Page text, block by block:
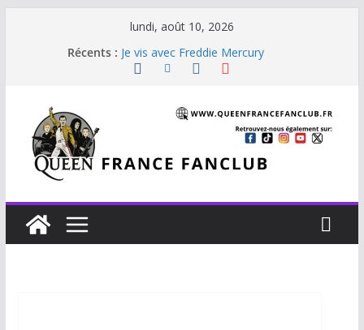
lundi, août 10, 2026
Récents : Je vis avec Freddie Mercury
Back Chat
The Cross : Liar